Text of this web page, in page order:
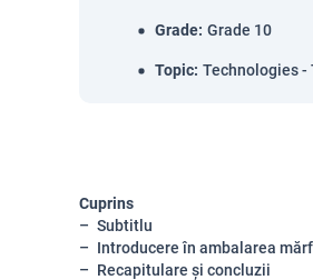
Grade: Grade 10
Topic: Technologies -
Cuprins
Subtitlu
Introducere în ambalarea
Recapitulare și concluzii